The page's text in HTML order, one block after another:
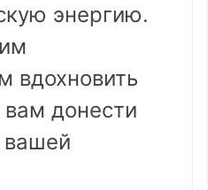
энергию.
вдохновить
донести
вашей